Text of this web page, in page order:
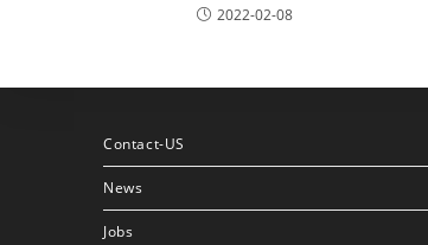
2022-02-08
Contact-US
News
Jobs